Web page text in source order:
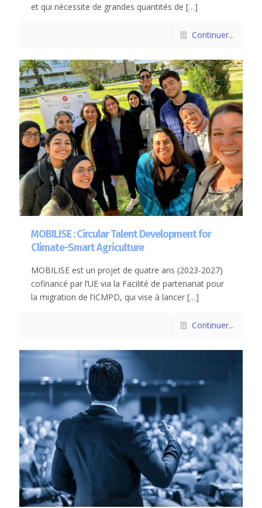
et qui nécessite de grandes quantités de […]
Continuer...
MOBILISE : Circular Talent Development for
Climate-Smart Agriculture
MOBILISE est un projet de quatre ans (2023-2027)
cofinancé par l’UE via la Facilité de partenariat pour
la migration de l’ICMPD, qui vise à lancer […]
Continuer...